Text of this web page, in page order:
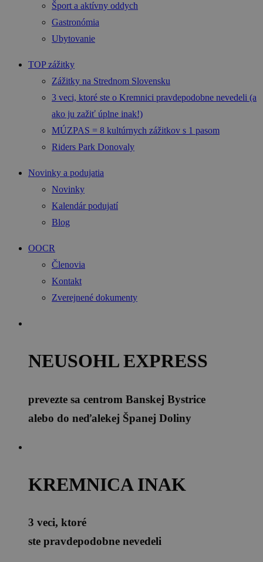
Šport a aktívny oddych
Gastronómia
Ubytovanie
TOP zážitky
Zážitky na Strednom Slovensku
3 veci, ktoré ste o Kremnici pravdepodobne nevedeli (a
ako ju zažiť úplne inak!)
MÚZPAS = 8 kultúrnych zážitkov s 1 pasom
Riders Park Donovaly
Novinky a podujatia
Novinky
Kalendár podujatí
Blog
OOCR
Členovia
Kontakt
Zverejnené dokumenty
NEUSOHL EXPRESS
prevezte sa centrom Banskej Bystrice
alebo do neďalekej Španej Doliny
KREMNICA INAK
3 veci, ktoré
ste pravdepodobne nevedeli